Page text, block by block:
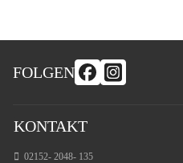
FOLGEN
KONTAKT
02152- 2048- 135